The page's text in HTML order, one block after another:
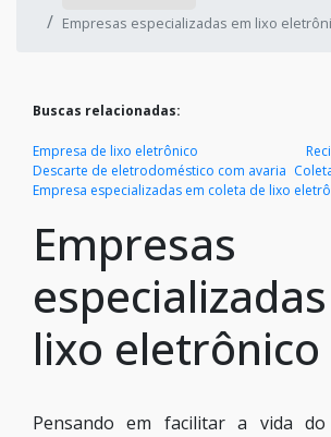
Empresas especializadas em lixo
Buscas relacionadas:
Empresa de lixo eletrônico
Descarte de eletrodoméstico com avaria
Empresa especializadas em coleta de lixo
Empresas
lixo eletrônico
Pensando em facilitar a vida